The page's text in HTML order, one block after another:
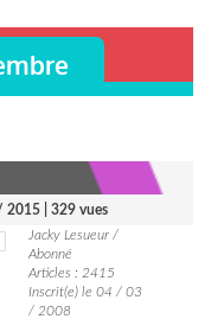
2015 | 329 vues
Jacky Lesueur /
Abonné
Articles : 2415
Inscrit(e) le 04 / 03
/ 2008